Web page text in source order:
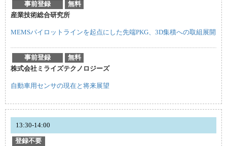
事前登録
無料
産業技術総合研究所
MEMSパイロットラインを起点にした先端PKG、3D集積への取組展開
事前登録
無料
株式会社ミライズテクノロジーズ
自動車用センサの現在と将来展望
13:30-14:00
登録不要